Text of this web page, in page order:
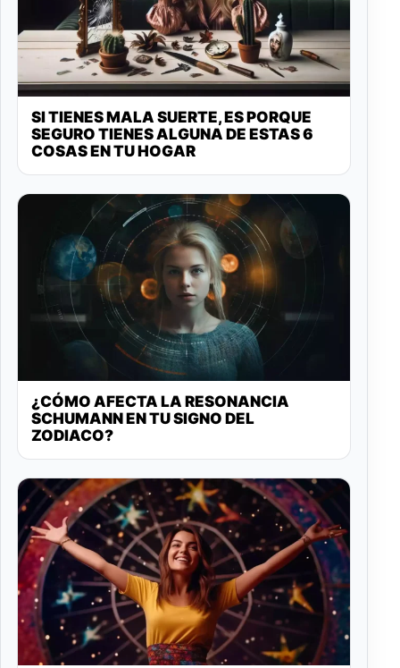
SI TIENES MALA SUERTE, ES PORQUE
SEGURO TIENES ALGUNA DE ESTAS 6
COSAS EN TU HOGAR
¿CÓMO AFECTA LA RESONANCIA
SCHUMANN EN TU SIGNO DEL
ZODIACO?